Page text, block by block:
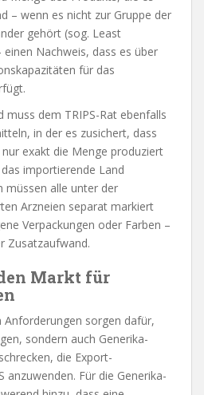
– wenn es nicht zur Gruppe der
gehört (sog. Least
Nachweis, dass es über
für das
muss dem TRIPS-Rat ebenfalls
in der es zusichert, dass
exakt die Menge produziert
importierende Land
müssen alle unter der
Arzneien separat markiert
Verpackungen oder Farben –
Zusatzaufwand.
Markt für
Anforderungen sorgen dafür,
sondern auch Generika-
die Export-
anzuwenden. Für die Generika-